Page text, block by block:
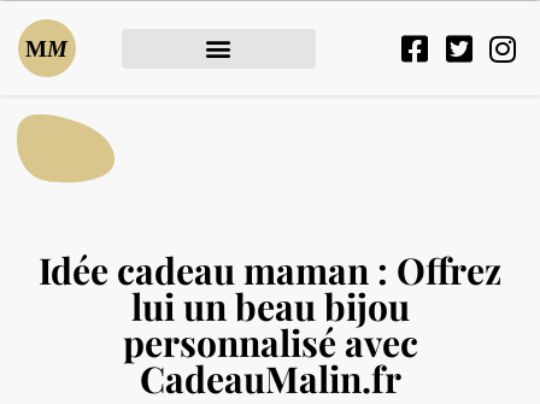
Idée cadeau maman : Offrez
lui un beau bijou
personnalisé avec
CadeauMalin.fr